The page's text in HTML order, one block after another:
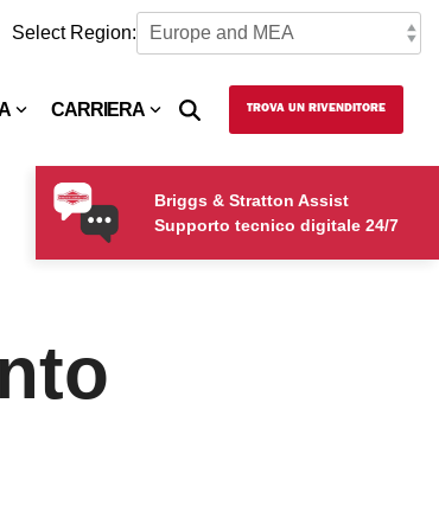
Select Region:
CARRIERA TROVA UN RIVENDITORE
Briggs & Stratton Assist
Supporto tecnico digitale 24/7